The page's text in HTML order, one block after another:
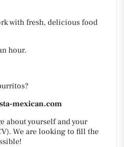
with fresh, delicious food
hour.
mexican.com
about yourself and your
We are looking to fill the